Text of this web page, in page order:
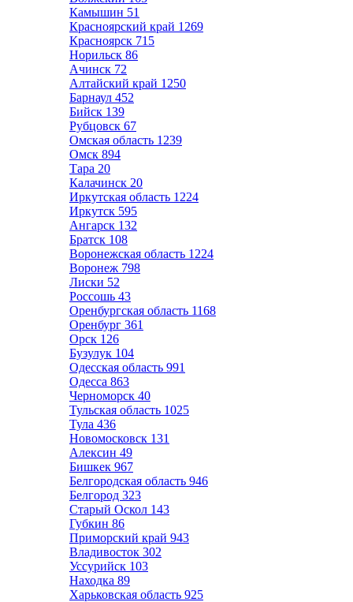
Камышин 51
Красноярский край 1269
Красноярск 715
Норильск 86
Ачинск 72
Алтайский край 1250
Барнаул 452
Бийск 139
Рубцовск 67
Омская область 1239
Омск 894
Тара 20
Калачинск 20
Иркутская область 1224
Иркутск 595
Ангарск 132
Братск 108
Воронежская область 1224
Воронеж 798
Лиски 52
Россошь 43
Оренбургская область 1168
Оренбург 361
Орск 126
Бузулук 104
Одесская область 991
Одесса 863
Черноморск 40
Тульская область 1025
Тула 436
Новомосковск 131
Алексин 49
Бишкек 967
Белгородская область 946
Белгород 323
Старый Оскол 143
Губкин 86
Приморский край 943
Владивосток 302
Уссурийск 103
Находка 89
Харьковская область 925